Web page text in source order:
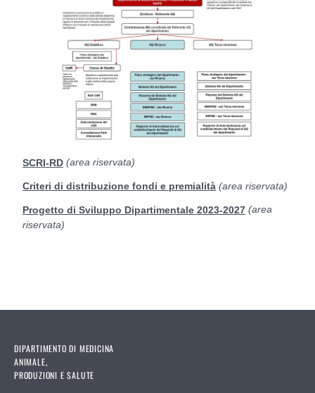
SCRI-RD (area riservata)
Criteri di distribuzione fondi e premialità (area riservata)
Progetto di Sviluppo Dipartimentale 2023-2027 (area
riservata)
DIPARTIMENTO DI MEDICINA
ANIMALE,
PRODUZIONI E SALUTE